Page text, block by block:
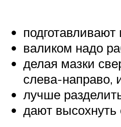
валиком надо
делая мазки
слева-направо,
лучше
дают высохнуть